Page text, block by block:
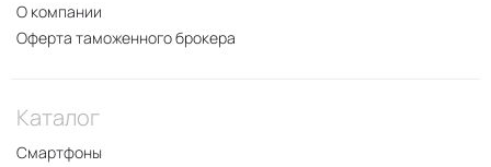
О компании
Оферта таможенного брокера
Каталог
Смартфоны